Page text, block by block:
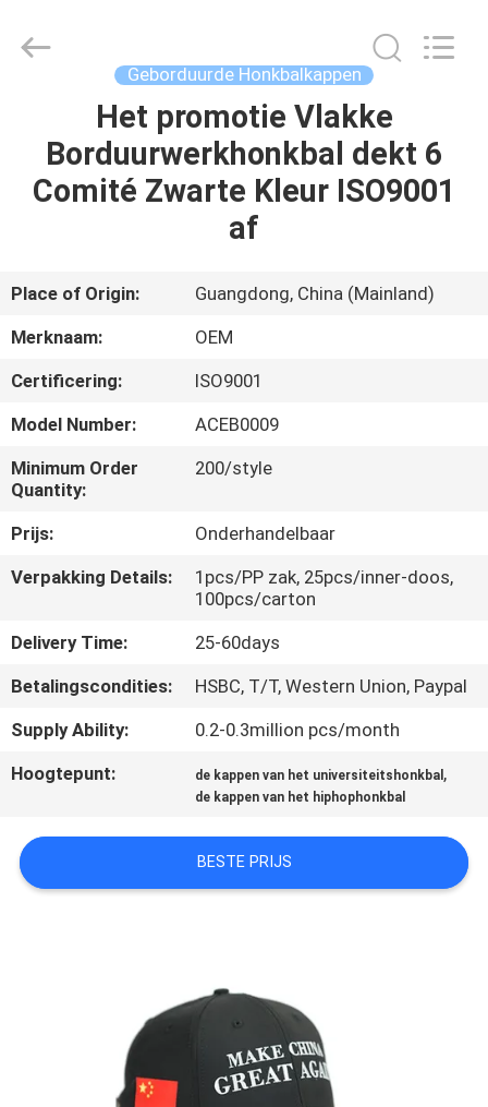
PRODUCTEN
ONS
KWALITEITSCONTROLE
CONTACTEER
ONS
GEVALLEN
SITEMAP
POLICY
Geborduurde Honkbalkappen
Het promotie Vlakke
Borduurwerkhonkbal dekt 6
Comité Zwarte Kleur ISO9001
af
Place of Origin:
Guangdong, China (Mainland)
Merknaam:
OEM
Certificering:
ISO9001
Model Number:
ACEB0009
Minimum Order
Quantity:
200/style
Prijs:
Onderhandelbaar
Verpakking Details:
1pcs/PP zak, 25pcs/inner-doos,
100pcs/carton
Delivery Time:
25-60days
Betalingscondities:
HSBC, T/T, Western Union, Paypal
Supply Ability:
0.2-0.3million pcs/month
Hoogtepunt:
de kappen van het universiteitshonkbal ,
de kappen van het hiphophonkbal
BESTE PRIJS